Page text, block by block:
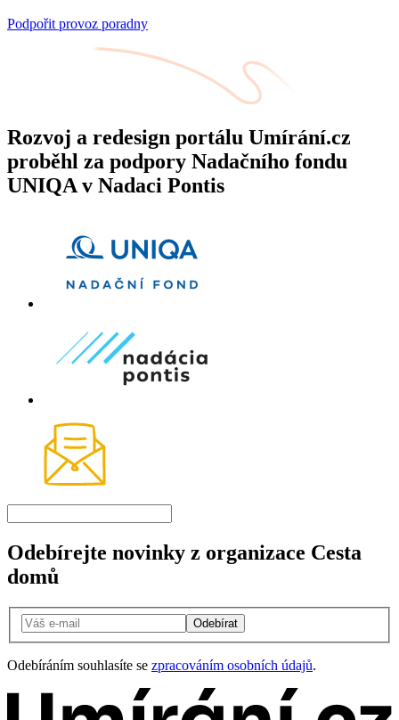
Podpořit provoz poradny
Rozvoj a redesign portálu Umírání.cz
proběhl za podpory Nadačního fondu
UNIQA v Nadaci Pontis
Odebírejte novinky z organizace Cesta
domů
Odebírat
Odebíráním souhlasíte se zpracováním osobních údajů.